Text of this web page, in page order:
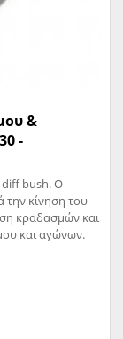
&
-
diff bush. Ο
την κίνηση του
κραδασμών και
και αγώνων.